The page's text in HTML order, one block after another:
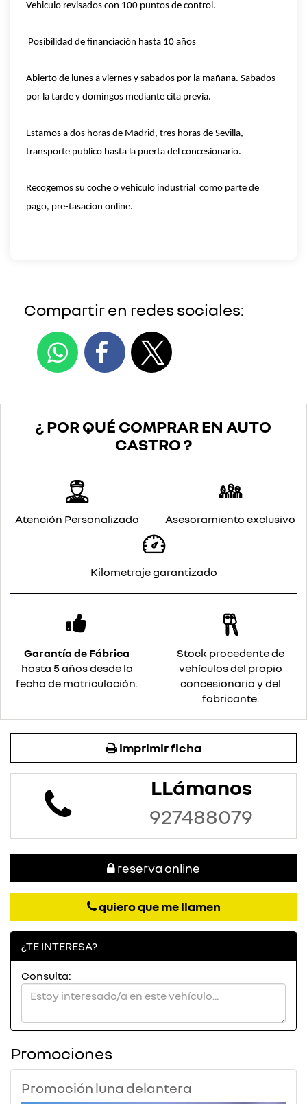
Vehiculo revisados con 100 puntos de control.
Posibilidad de financiación hasta 10 años
Abierto de lunes a viernes y sabados por la mañana. Sabados
por la tarde y domingos mediante cita previa.
Estamos a dos horas de Madrid, tres horas de Sevilla,
transporte publico hasta la puerta del concesionario.
Recogemos su coche o vehiculo industrial como parte de
pago, pre-tasacion online.
Compartir en redes sociales:
¿ POR QUÉ COMPRAR EN AUTO
CASTRO ?
Atención Personalizada Asesoramiento exclusivo
Kilometraje garantizado
Garantía de Fábrica
hasta 5 años desde la
fecha de matriculación.
Stock procedente de
vehículos del propio
concesionario y del
fabricante.
imprimir ficha
LLámanos
927488079
reserva online
quiero que me llamen
¿TE INTERESA?
Consulta:
Promociones
Promoción luna delantera